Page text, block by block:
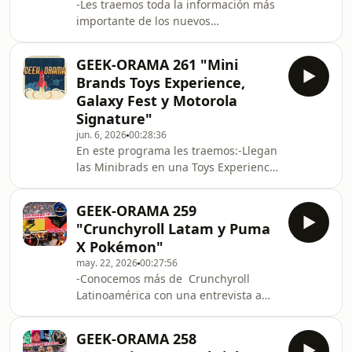
mejores juegos de futbol que no son
realistas
-Les traemos toda la información más
importante de los nuevos
#StarFox gracias a El Rinconcito G -
Gamebreak con l información más
importante del #NintendoDirect
GEEK-ORAMA 261 "Mini
Brands Toys Experience,
Galaxy Fest y Motorola
Signature"
jun. 6, 202600:28:36
En este programa les traemos:-Llegan
las Minibrads en una Toys Experience
Fest en Terramall-Unboxing del nuevo
#MotorolaSignature el dispositvo top
de maga de #Motorola
GEEK-ORAMA 259
"Crunchyroll Latam y Puma
X Pokémon"
may. 22, 202600:27:56
-Conocemos más de ⁨Crunchyroll⁩
Latinoamérica con una entrevista a
los detalles de la colaboración de
GEEK-ORAMA 258